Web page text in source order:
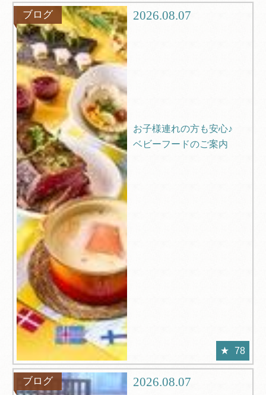
ブログ 2026.08.07
お子様連れの方も安心♪
ベビーフードのご案内
78
ブログ 2026.08.07